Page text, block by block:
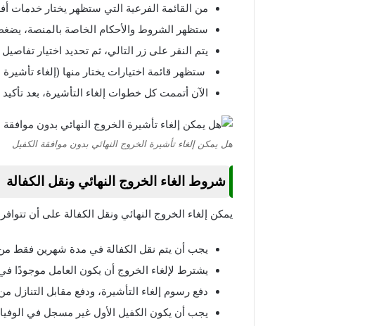
من القائمة الفرعية التي ستظهر يختار خدمات
ستظهر الشروط والأحكام الخاصة بالمنصة، يضغط
يتم النقر على زر التالي، ثم تحديد اختيار
ستظهر قائمة اختيارات يختار منها (إلغاء
الآن أتممت كل خطوات إلغاء التأشيرة، بعد
هل يمكن إلغاء تأشيرة الخروج النهائي بدون موافقة الكفيل
شروط الغاء الخروج النهائي ونقل الكفالة
يمكن إلغاء الخروج النهائي ونقل الكفالة على أن
يجب أن يتم نقل الكفالة في مدة شهرين فقط من
يشترط لإلغاء الخروج أن يكون العامل موجودًا
دفع رسوم إلغاء التأشيرة، ودفع مقابل التنازل
يجب أن يكون الكفيل الأول غير مسجل في